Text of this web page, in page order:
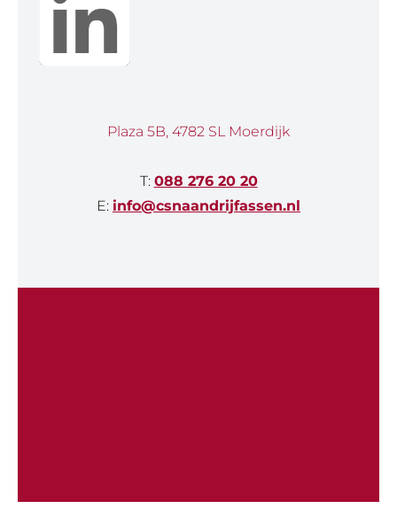
Plaza 5B, 4782 SL Moerdijk
T: 088 276 20 20
E: info@csnaandrijfassen.nl